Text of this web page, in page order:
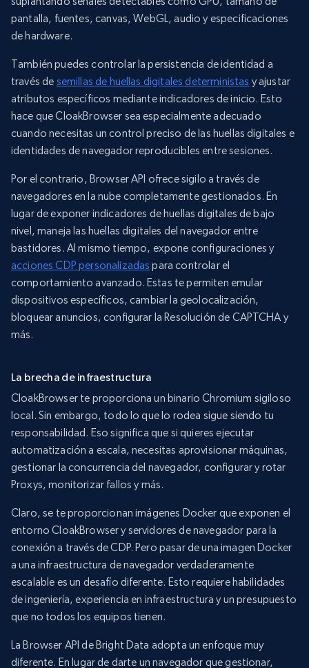
pantalla, fuentes, canvas, WebGL, audio y especificaciones
de hardware.
También puedes controlar la persistencia de identidad a
través de semillas de huellas digitales deterministas y ajustar
atributos específicos mediante indicadores de inicio. Esto
hace que CloakBrowser sea especialmente adecuado
cuando necesitas un control preciso de las huellas digitales e
identidades de navegador reproducibles entre sesiones.
Por el contrario, Browser API ofrece sigilo a través de
navegadores en la nube completamente gestionados. En
lugar de exponer indicadores de huellas digitales de bajo
nivel, maneja las huellas digitales del navegador entre
bastidores. Al mismo tiempo, expone configuraciones y
acciones CDP personalizadas para controlar el
comportamiento avanzado. Estas te permiten emular
dispositivos específicos, cambiar la geolocalización,
bloquear anuncios, configurar la Resolución de CAPTCHA y
más.
La brecha de infraestructura
CloakBrowser te proporciona un binario Chromium sigiloso
local. Sin embargo, todo lo que lo rodea sigue siendo tu
responsabilidad. Eso significa que si quieres ejecutar
automatización a escala, necesitas aprovisionar máquinas,
gestionar la concurrencia del navegador, configurar y rotar
Proxys, monitorizar fallos y más.
Claro, se te proporcionan imágenes Docker que exponen el
entorno CloakBrowser y servidores de navegador para la
conexión a través de CDP. Pero pasar de una imagen Docker
a una infraestructura de navegador verdaderamente
escalable es un desafío diferente. Esto requiere habilidades
de ingeniería, experiencia en infraestructura y un presupuesto
que no todos los equipos tienen.
La Browser API de Bright Data adopta un enfoque muy
diferente. En lugar de darte un navegador que gestionar,